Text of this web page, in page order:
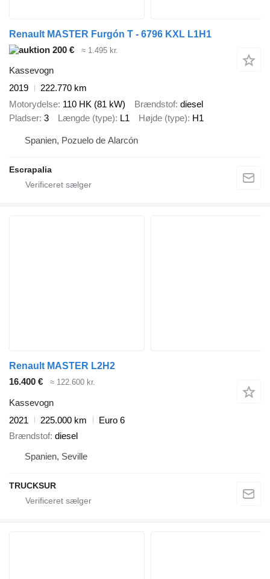
Renault MASTER Furgón T - 6796 KXL L1H1
200 €
≈ 1.495 kr.
Kassevogn
2019
222.770 km
Motorydelse 110 HK (81 kW) Brændstof diesel
Pladser 3 Længde (type) L1 Højde (type) H1
Spanien, Pozuelo de Alarcón
Escrapalia
Renault MASTER L2H2
16.400 €
≈ 122.600 kr.
Kassevogn
2021
225.000 km
Euro 6
Brændstof diesel
Spanien, Seville
TRUCKSUR